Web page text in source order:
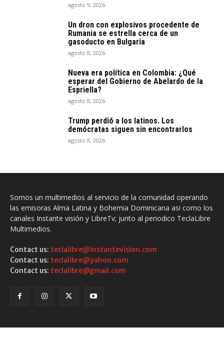
agosto 9, 2026
Un dron con explosivos procedente de
Rumania se estrella cerca de un
gasoducto en Bulgaria
agosto 8, 2026
Nueva era política en Colombia: ¿Qué
esperar del Gobierno de Abelardo de la
Espriella?
agosto 8, 2026
Trump perdió a los latinos. Los
demócratas siguen sin encontrarlos
agosto 8, 2026
Somos un multimedios al servicio de la comunidad operando
las emisoras Alma Latina y Bohemia Dominicana asi como los
canales Instante visión y LibreTv; junto al periodico TeclaLibre
Multimedios.
Contact us: teclalibre@instantevision.com
Contact us: teclalibre@yahoo.com
Contact us: teclalibre@gmail.com